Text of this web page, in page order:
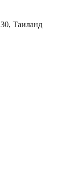
Таиланд